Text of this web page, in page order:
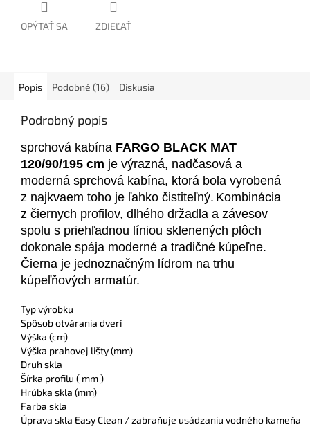
OPÝTAŤ SA ZDIEĽAŤ
Popis Podobné (16) Diskusia
Podrobný popis
sprchová kabína FARGO BLACK MAT
120/90/195 cm je výrazná, nadčasová a
moderná sprchová kabína, ktorá bola vyrobená
z najkvaem toho je ľahko čistiteľný. Kombinácia
z čiernych profilov, dlhého držadla a závesov
spolu s priehľadnou líniou sklenených plôch
dokonale spája moderné a tradičné kúpeľne.
Čierna je jednoznačným lídrom na trhu
kúpeľňových armatúr.
Typ výrobku
Spôsob otvárania dverí
Výška (cm)
Výška prahovej lišty (mm)
Druh skla
Šírka profilu ( mm )
Hrúbka skla (mm)
Farba skla
Úprava skla Easy Clean / zabraňuje usádzaniu vodného kameňa